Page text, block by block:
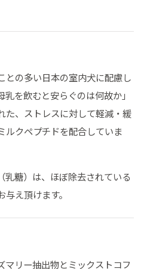
との多い日本の室内犬に配慮し
を飲むと安らぐのは何故か」
た、ストレスに対して軽減・緩
ルクペプチドを配合していま
乳糖）は、ほぼ除去されている
え頂けます。
マリー抽出物とミックストコフ